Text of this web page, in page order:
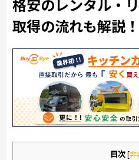
格安のレンタル・
取得の流れも解説！
目次[非